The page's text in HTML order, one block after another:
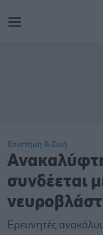
Επιστήμη & Ζωή
συνδέεται
Ερευνητές